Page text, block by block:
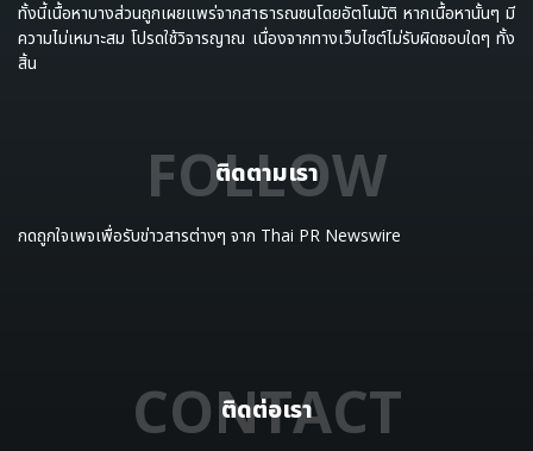
ทั้งนี้เนื้อหาบางส่วนถูกเผยแพร่จากสาธารณชนโดยอัตโนมัติ หากเนื้อหานั้นๆ มี
ความไม่เหมาะสม โปรดใช้วิจารญาณ เนื่องจากทางเว็บไซต์ไม่รับผิดชอบใดๆ ทั้ง
สิ้น
ติดตามเรา
FOLLOW
กดถูกใจเพจเพื่อรับข่าวสารต่างๆ จาก Thai PR Newswire
ติดต่อเรา
CONTACT